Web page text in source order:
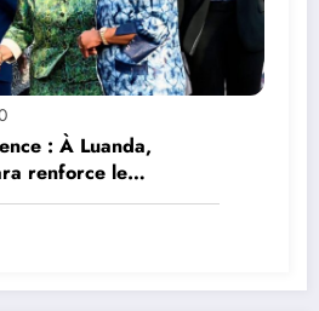
: À Luanda,
renforce le
de la Côte d’Ivoire en